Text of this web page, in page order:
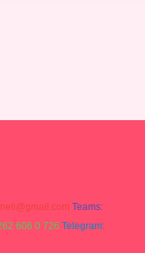
Teams:
606 0 726 Telegram: